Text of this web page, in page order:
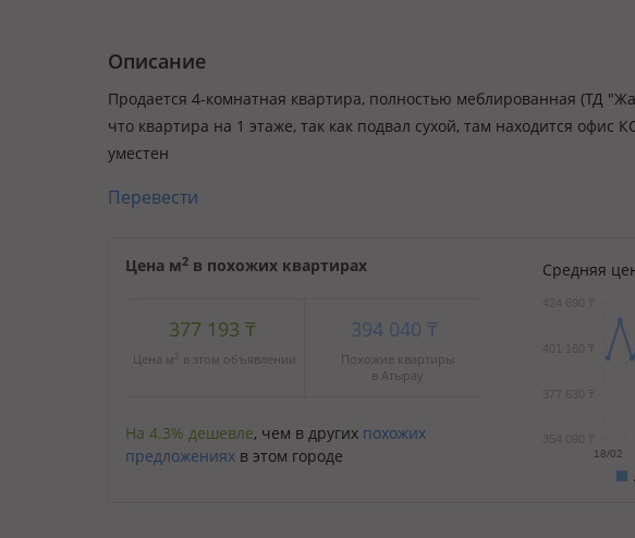
Описание
Продается 4-комнатная квартира, полностью меблированная (ТД
что квартира на 1 этаже, так как подвал сухой, там находится офис
уместен
Перевести
Цена м2 в похожих квартирах
377 193 ₸
Цена м в этом объявлении
394 040 ₸
Похожие квартиры
в Атырау
На 4.3% дешевле, чем в других похожих
предложениях в этом городе
Средняя
18/02
354 090 ₸